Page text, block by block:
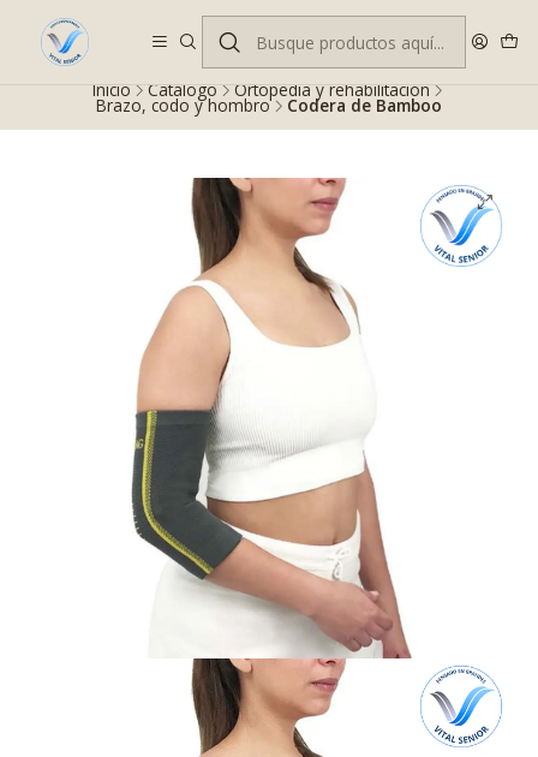
Despacho gratis en RM desde $100.000. Revisa las condiciones.
Inicio Catálogo Ortopedia y rehabilitación
Brazo, codo y hombro Codera de Bamboo